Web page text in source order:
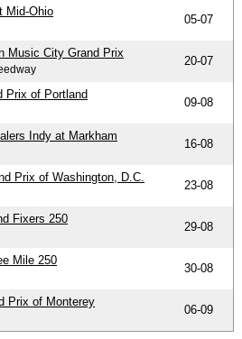
Mid-Ohio
05-07
Music City Grand Prix
20-07
Prix of Portland
09-08
Indy at Markham
16-08
Prix of Washington, D.C.
23-08
Fixers 250
29-08
Mile 250
30-08
Prix of Monterey
06-09